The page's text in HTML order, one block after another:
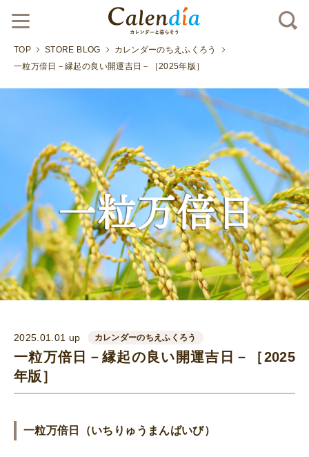
TOP STORE BLOG
カレンダーのちえふくろう
一粒万倍日－縁起の良い開運吉日－［2025年版］
2025.01.01 up カレンダーのちえふくろう
一粒万倍日－縁起の良い開運吉日－［2025
年版］
一粒万倍日（いちりゅうまんばいび）